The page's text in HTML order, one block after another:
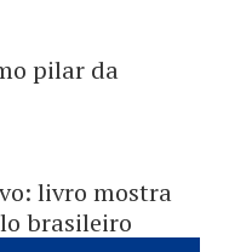
pilar da
livro mostra
brasileiro